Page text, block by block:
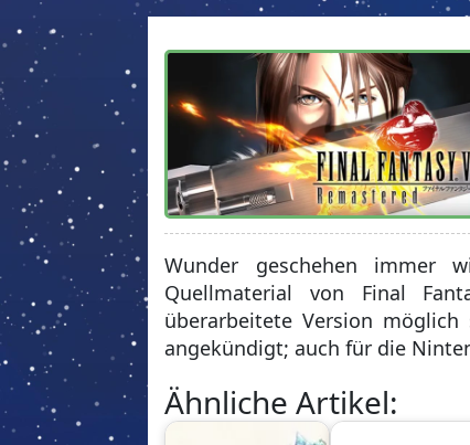
Wunder geschehen immer
Quellmaterial von Final
überarbeitete Version
angekündigt; auch für die
Ähnliche Artikel: